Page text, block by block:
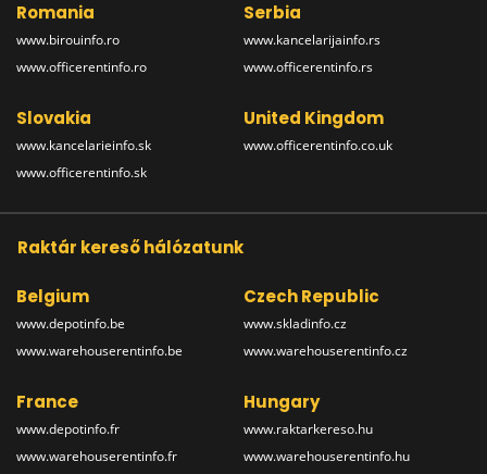
Romania
www.birouinfo.ro
www.officerentinfo.ro
Serbia
www.kancelarijainfo.rs
www.officerentinfo.rs
Slovakia
www.kancelarieinfo.sk
www.officerentinfo.sk
United Kingdom
www.officerentinfo.co.uk
Raktár kereső hálózatunk
Belgium
www.depotinfo.be
www.warehouserentinfo.be
Czech Republic
www.skladinfo.cz
www.warehouserentinfo.cz
France
www.depotinfo.fr
www.warehouserentinfo.fr
Hungary
www.raktarkereso.hu
www.warehouserentinfo.hu